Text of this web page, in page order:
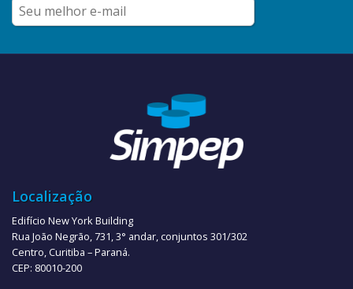
Localização
Edifício New York Building
Rua João Negrão, 731, 3° andar, conjuntos 301/302
Centro, Curitiba – Paraná.
CEP: 80010-200